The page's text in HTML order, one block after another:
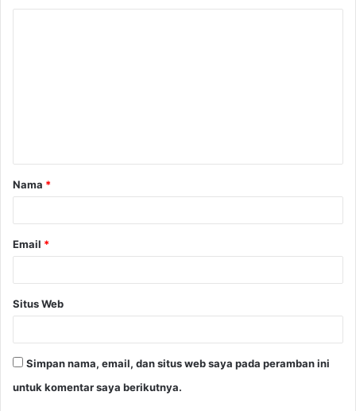
a
r
Nama *
Email *
Situs Web
Simpan nama, email, dan situs web saya pada peramban ini
untuk komentar saya berikutnya.